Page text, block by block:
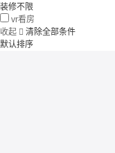
装修不限
vr看房
收起  清除全部条件
默认排序